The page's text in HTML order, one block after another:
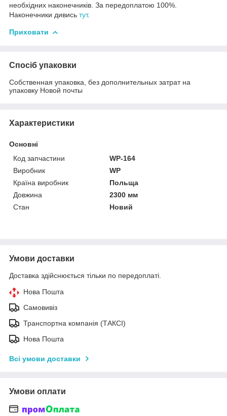
необхідних наконечників. За передоплатою 100%.
Наконечники дивись тут.
Приховати
Спосіб упаковки
Собственная упаковка, без дополнительных затрат на
упаковку Новой почты
Характеристики
Основні
Код запчастини
WP-164
Виробник
WP
Країна виробник
Польща
Довжина
2300 мм
Стан
Новий
Умови доставки
Доставка здійснюється тільки по передоплаті.
Нова Пошта
Самовивіз
Транспортна компанія (ТАКСІ)
Нова Пошта
Всі умови доставки
Умови оплати